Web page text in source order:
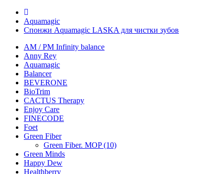
Aquamagic
Спонжи Aquamagic LASKA для чистки зубов
AM / PM Infinity balance
Anny Rey
Aquamagic
Balancer
BEVERONE
BioTrim
CACTUS Therapy
Enjoy Care
FINECODE
Foet
Green Fiber
Green Fiber. MOP (10)
Green Minds
Happy Dew
Healthberry